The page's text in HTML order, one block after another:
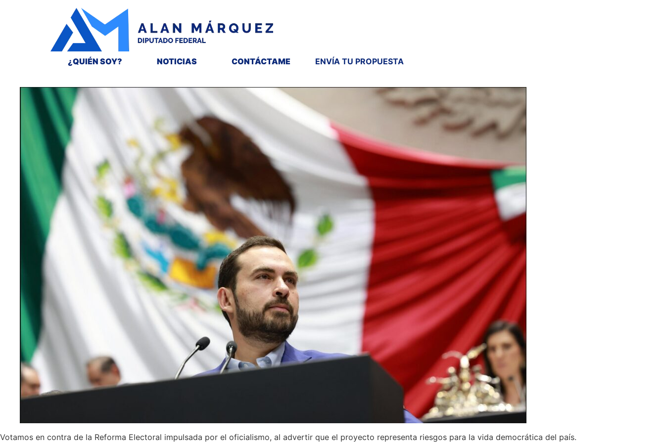
¿QUIÉN SOY? NOTICIAS CONTÁCTAME ENVÍA TU PROPUESTA
Votamos en contra de la Reforma Electoral impulsada por el oficialismo, al advertir que el proyecto representa riesgos para la vida democrática del país.